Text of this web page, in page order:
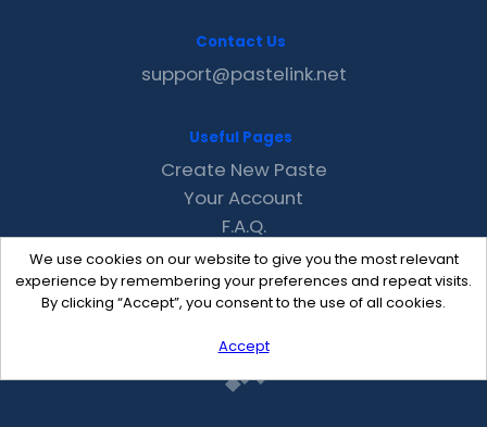
We use cookies on our website to give you the most relevant
experience by remembering your preferences and repeat visits.
By clicking “Accept”, you consent to the use of all cookies.
Accept
Contact Us
support@pastelink.net
Useful Pages
Create New Paste
Your Account
F.A.Q.
Recent
Contact